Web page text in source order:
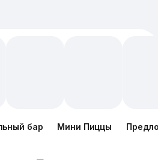
бар Мини Пиццы